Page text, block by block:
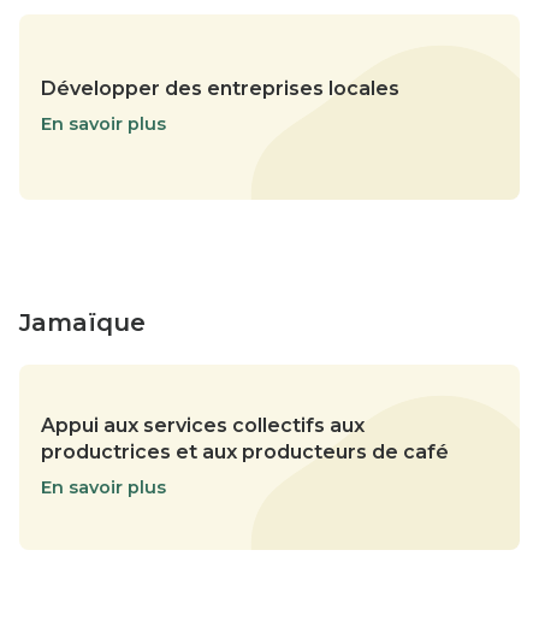
Développer des entreprises locales
En savoir plus
Jamaïque
Appui aux services collectifs aux
productrices et aux producteurs de café
En savoir plus